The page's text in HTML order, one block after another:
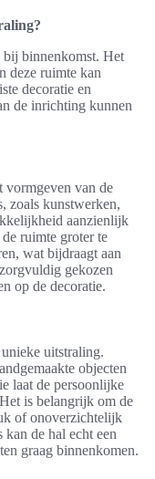
bij binnenkomst. Het
deze ruimte kan
decoratie en
de inrichting kunnen
vormgeven van de
zoals kunstwerken,
aanzienlijk
ruimte groter te
wat bijdraagt aan
gekozen
op de decoratie.
uitstraling.
objecten
laat de persoonlijke
is belangrijk om de
of onoverzichtelijk
de hal echt een
graag binnenkomen.